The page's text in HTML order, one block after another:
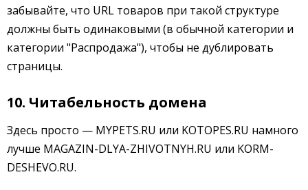
забывайте, что URL товаров при такой структуре
должны быть одинаковыми (в обычной категории и
категории "Распродажа"), чтобы не дублировать
страницы.
10. Читабельность домена
Здесь просто — MYPETS.RU или KOTOPES.RU намного
лучше MAGAZIN-DLYA-ZHIVOTNYH.RU или KORM-
DESHEVO.RU.